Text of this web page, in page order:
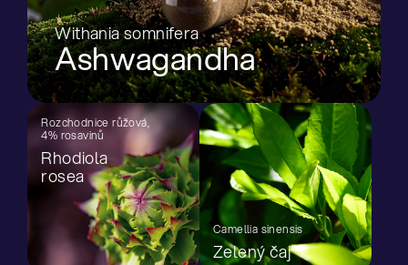
Withania somnifera
Ashwagandha
Rozchodnice růžová,
4% rosavinů
Rhodiola
rosea
Camellia sinensis
Zelený čaj